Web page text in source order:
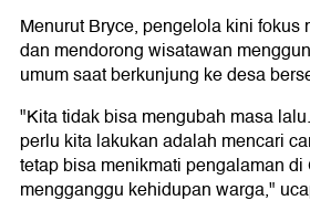
Menurut Bryce, pengelola kini fokus
dan mendorong wisatawan
umum saat berkunjung ke desa
"Kita tidak bisa mengubah masa
perlu kita lakukan adalah mencari
tetap bisa menikmati pengalaman
mengganggu kehidupan warga,"